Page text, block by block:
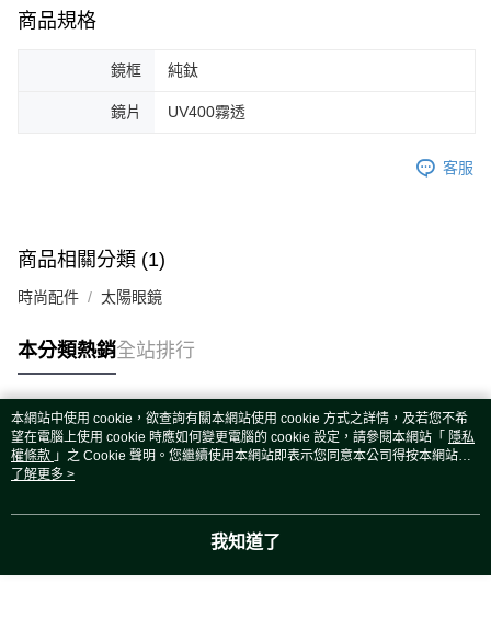
商品規格
鏡框 純鈦
鏡片 UV400霧透
客服
商品相關分類 (1)
時尚配件 太陽眼鏡
本分類熱銷全站排行
熱門標籤
本網站中使用 cookie，欲查詢有關本網站使用 cookie 方式之詳情，及若您不希
望在電腦上使用 cookie 時應如何變更電腦的 cookie 設定，請參閱本網站「 隱私
權條款 」之 Cookie 聲明。您繼續使用本網站即表示您同意本公司得按本網站使
用條款之 Cookie 聲明使用 cookie。
了解更多 >
我知道了